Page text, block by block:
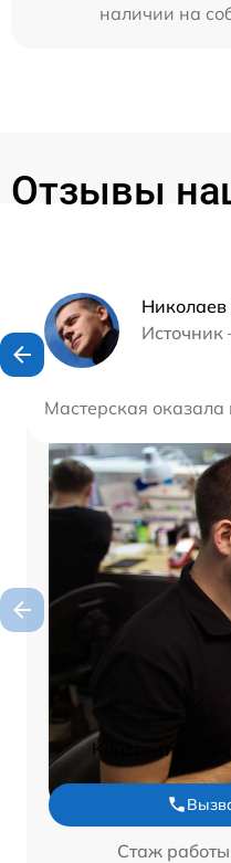
наличии на
Отзывы
Источник
Мастерская
Наши
Константин
Стаж